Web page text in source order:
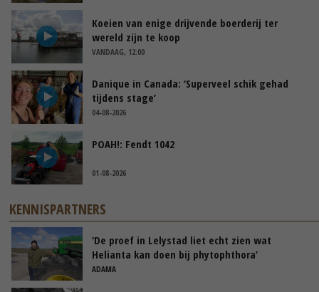
Koeien van enige drijvende boerderij ter
wereld zijn te koop
VANDAAG, 12:00
Danique in Canada: ‘Superveel schik gehad
tijdens stage’
04-08-2026
POAH!: Fendt 1042
01-08-2026
KENNISPARTNERS
‘De proef in Lelystad liet echt zien wat
Helianta kan doen bij phytophthora’
ADAMA